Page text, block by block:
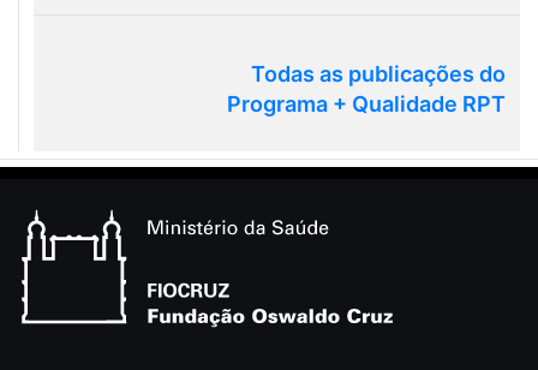
Todas as publicações do
Programa + Qualidade RPT